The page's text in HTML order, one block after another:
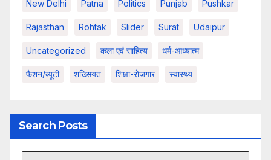
New Delhi Patna Politics Punjab Pushkar
Rajasthan Rohtak Slider Surat Udaipur
Uncategorized कला एवं साहित्य धर्म-आध्यात्म
फैशन/ब्यूटी शख्सियत शिक्षा-रोजगार स्वास्थ्य
Search Posts